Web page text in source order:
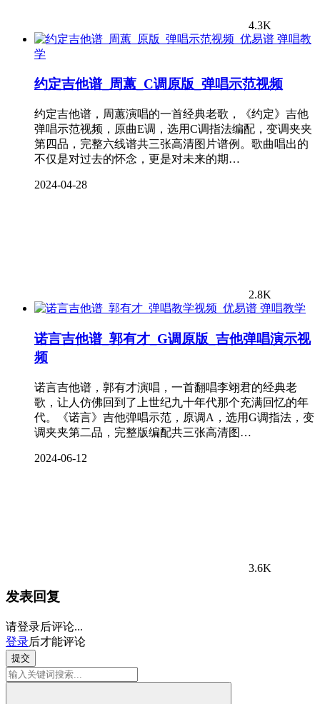
4.3K
弹唱教
学
约定吉他谱_周蕙_C调原版_弹唱示范视频
约定吉他谱，周蕙演唱的一首经典老歌，《约定》吉他
弹唱示范视频，原曲E调，选用C调指法编配，变调夹夹
第四品，完整六线谱共三张高清图片谱例。歌曲唱出的
不仅是对过去的怀念，更是对未来的期…
2024-04-28
2.8K
弹唱教学
诺言吉他谱_郭有才_G调原版_吉他弹唱演示视
频
诺言吉他谱，郭有才演唱，一首翻唱李翊君的经典老
歌，让人仿佛回到了上世纪九十年代那个充满回忆的年
代。《诺言》吉他弹唱示范，原调A，选用G调指法，变
调夹夹第二品，完整版编配共三张高清图…
2024-06-12
3.6K
发表回复
请登录后评论...
登录后才能评论
提交